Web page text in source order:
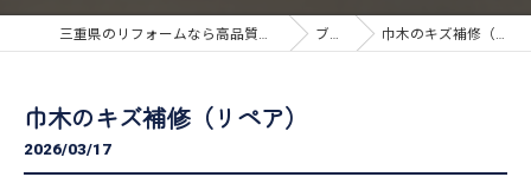
三重県のリフォームなら高品質な工事のアトラ ブログ 巾木のキズ補修（リペア）
巾木のキズ補修（リペア）
2026/03/17